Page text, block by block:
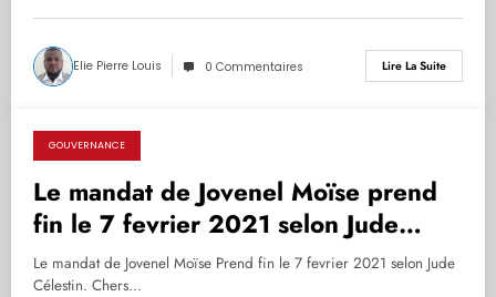
Elie Pierre Louis 0 Commentaires Lire La Suite
04.02.2021
GOUVERNANCE
Le mandat de Jovenel Moïse prend
fin le 7 fevrier 2021 selon Jude
Célestin
Le mandat de Jovenel Moïse Prend fin le 7 fevrier 2021 selon Jude
Célestin. Chers…